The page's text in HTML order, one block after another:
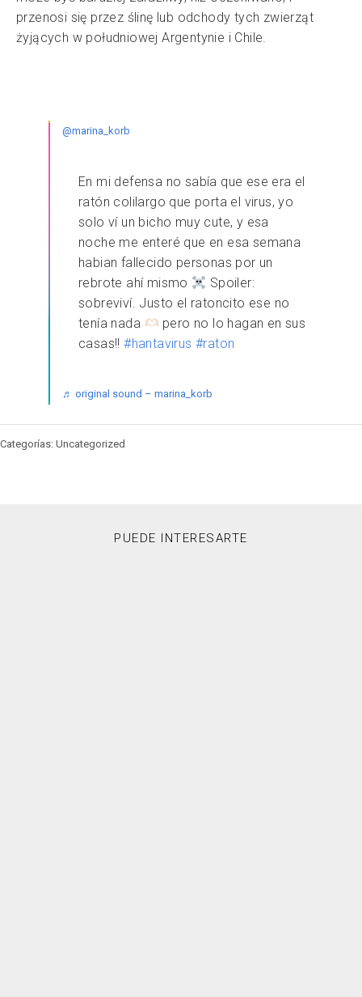
przenosi się przez ślinę lub odchody tych zwierząt
żyjących w południowej Argentynie i Chile.
@marina_korb
En mi defensa no sabía que ese era el
ratón colilargo que porta el virus, yo
solo ví un bicho muy cute, y esa
noche me enteré que en esa semana
habian fallecido personas por un
rebrote ahí mismo
Spoiler:
sobreviví. Justo el ratoncito ese no
tenía nada
pero no lo hagan en sus
casas!!#hantavirus #raton
♬ original sound – marina_korb
Categorías: Uncategorized
PUEDE INTERESARTE